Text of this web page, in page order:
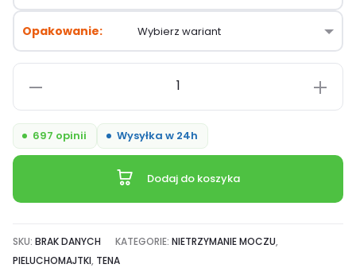
Opakowanie
697 opinii Wysyłka w 24h
Slip
ProSkin
rzepy,
chłonność
Dodaj do koszyka
SKU:BRAK DANYCH KATEGORIE:NIETRZYMANIE MOCZU,
PIELUCHOMAJTKI, TENA